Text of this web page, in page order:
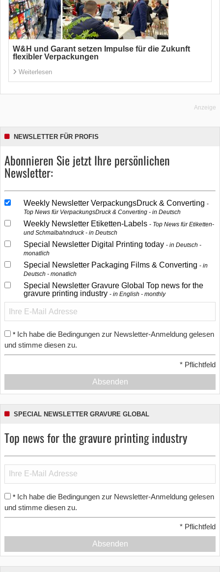
W&H und Garant setzen Impulse für die Zukunft
flexibler Verpackungen
Weiterlesen
Anzeige
NEWSLETTER FÜR PROFIS
Abonnieren Sie jetzt Ihre persönlichen
Newsletter:
Weekly Newsletter VerpackungsDruck & Converting
Top News für VerpackungsDruck & Converting - in Deutsch
Weekly Newsletter Etiketten-Labels
Top News für Etiketten-
und Schmalbahndruck - in Deutsch
Special Newsletter Digital Printing today
in Deutsch -
monatlich
Special Newsletter Packaging Films & Converting
in
Deutsch - monatlich
Special Newsletter Gravure Global Top news for the
gravure printing industry
in English - monthly
* Ich habe die Bedingungen zur Newsletter-Anmeldung gelesen
und stimme diesen zu.
* Pflichtfeld
Absenden
SPECIAL NEWSLETTER GRAVURE GLOBAL
Top news for the gravure printing industry
* Ich habe die Bedingungen zur Newsletter-Anmeldung gelesen
und stimme diesen zu.
* Pflichtfeld
Absenden